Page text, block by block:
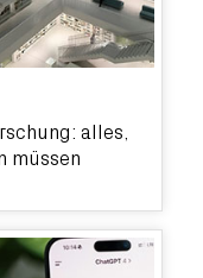
alles,
müssen